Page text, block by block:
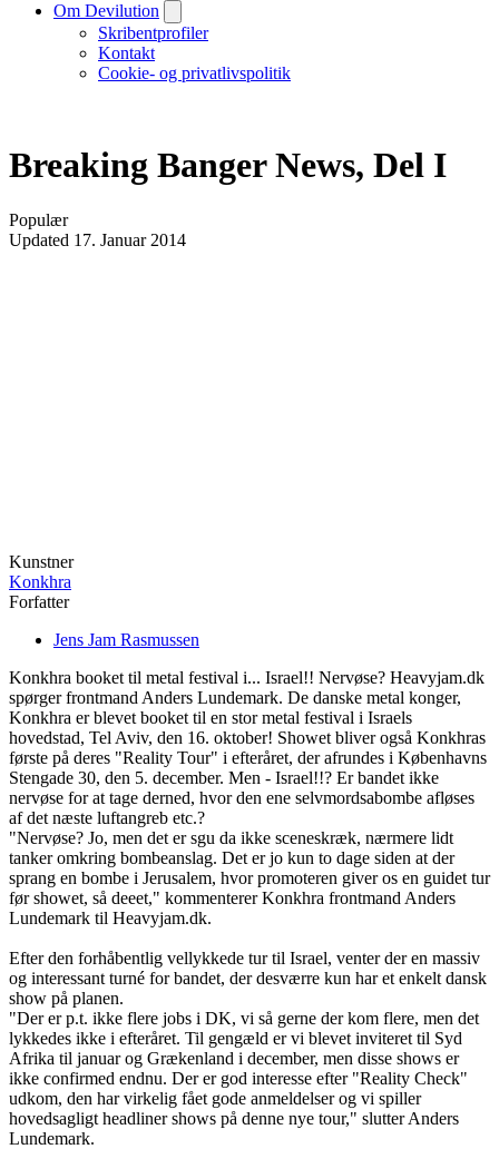
Om Devilution
Skribentprofiler
Kontakt
Cookie- og privatlivspolitik
Breaking Banger News, Del I
Populær
Updated 17. Januar 2014
Kunstner
Konkhra
Forfatter
Jens Jam Rasmussen
Konkhra booket til metal festival i... Israel!! Nervøse? Heavyjam.dk
spørger frontmand Anders Lundemark. De danske metal konger,
Konkhra er blevet booket til en stor metal festival i Israels
hovedstad, Tel Aviv, den 16. oktober! Showet bliver også Konkhras
første på deres "Reality Tour" i efteråret, der afrundes i Københavns
Stengade 30, den 5. december. Men - Israel!!? Er bandet ikke
nervøse for at tage derned, hvor den ene selvmordsabombe afløses
af det næste luftangreb etc.?
"Nervøse? Jo, men det er sgu da ikke sceneskræk, nærmere lidt
tanker omkring bombeanslag. Det er jo kun to dage siden at der
sprang en bombe i Jerusalem, hvor promoteren giver os en guidet tur
før showet, så deeet," kommenterer Konkhra frontmand Anders
Lundemark til Heavyjam.dk.
Efter den forhåbentlig vellykkede tur til Israel, venter der en massiv
og interessant turné for bandet, der desværre kun har et enkelt dansk
show på planen.
"Der er p.t. ikke flere jobs i DK, vi så gerne der kom flere, men det
lykkedes ikke i efteråret. Til gengæld er vi blevet inviteret til Syd
Afrika til januar og Grækenland i december, men disse shows er
ikke confirmed endnu. Der er god interesse efter "Reality Check"
udkom, den har virkelig fået gode anmeldelser og vi spiller
hovedsagligt headliner shows på denne nye tour," slutter Anders
Lundemark.